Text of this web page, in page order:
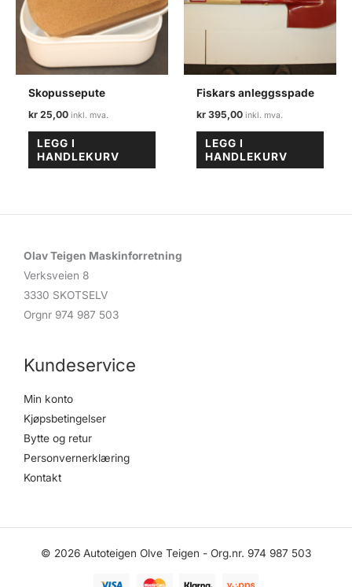
Skopussepute
kr 25,00
LEGG I
HANDLEKURV
Fiskars anleggsspade
kr 395,00
LEGG I
HANDLEKURV
Olav Teigen Maskinforretning
Verksveien 8
3330 SKOTSELV
Orgnr 974 987 503
Kundeservice
Min konto
Kjøpsbetingelser
Bytte og retur
Personvernerklæring
Kontakt
© 2026 Autoteigen Olve Teigen - Org.nr. 974 987 503